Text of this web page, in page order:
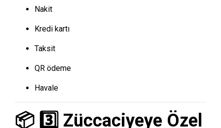
Nakit
Kredi kartı
Taksit
QR ödeme
Havale
📦 3️⃣ Züccaciyeye Özel